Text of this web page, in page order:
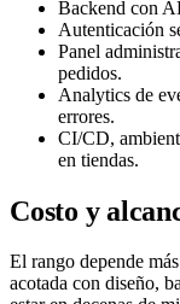
Backend con
Autenticación
Panel
pedidos.
Analytics de
errores.
CI/CD,
en tiendas.
Costo y
El rango depende
acotada con diseño,